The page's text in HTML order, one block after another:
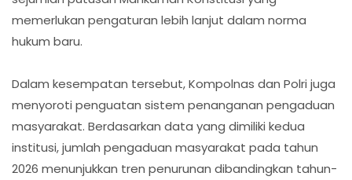
memerlukan pengaturan lebih lanjut dalam norma
hukum baru.
Dalam kesempatan tersebut, Kompolnas dan Polri juga
menyoroti penguatan sistem penanganan pengaduan
masyarakat. Berdasarkan data yang dimiliki kedua
institusi, jumlah pengaduan masyarakat pada tahun
2026 menunjukkan tren penurunan dibandingkan tahun-